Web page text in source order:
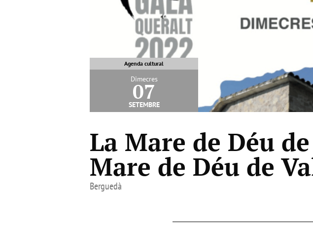
Agenda cultural
Dimecres
07
setembre
La Mare de Déu
Mare de Déu de
Berguedà